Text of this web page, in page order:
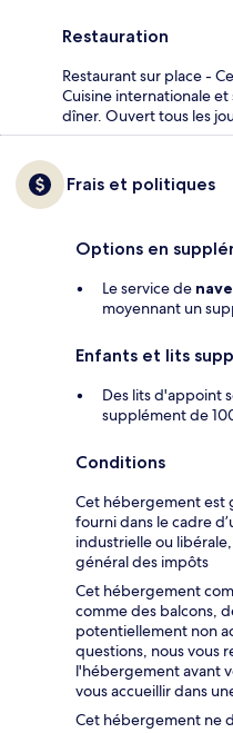
Restauration
Restaurant sur place -
Cuisine internationale
dîner. Ouvert tous les
Frais et politiques
Options en
Le service de
moyennant un
Enfants et lits
Des lits d'appoint
supplément de
Conditions
Cet hébergement est
fourni dans le cadre
industrielle ou libérale,
général des impôts
Cet hébergement
comme des balcons,
potentiellement non
questions, nous vous
l'hébergement avant
vous accueillir dans
Cet hébergement ne